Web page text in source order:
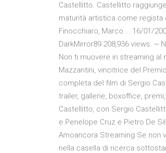
Castellitto. Castellitto
maturità artistica come regista
Finocchiaro, Marco … 16/01/
DarkMirror89 208,936 views. ~
Non ti muovere in streaming
Mazzantini, vincitrice del
completa del film di Sergio
trailer, gallerie, boxoffice,
Castellitto, con Sergio
e Penelope Cruz e Pietro De
Amoancora Streaming Se non
nella casella di ricerca